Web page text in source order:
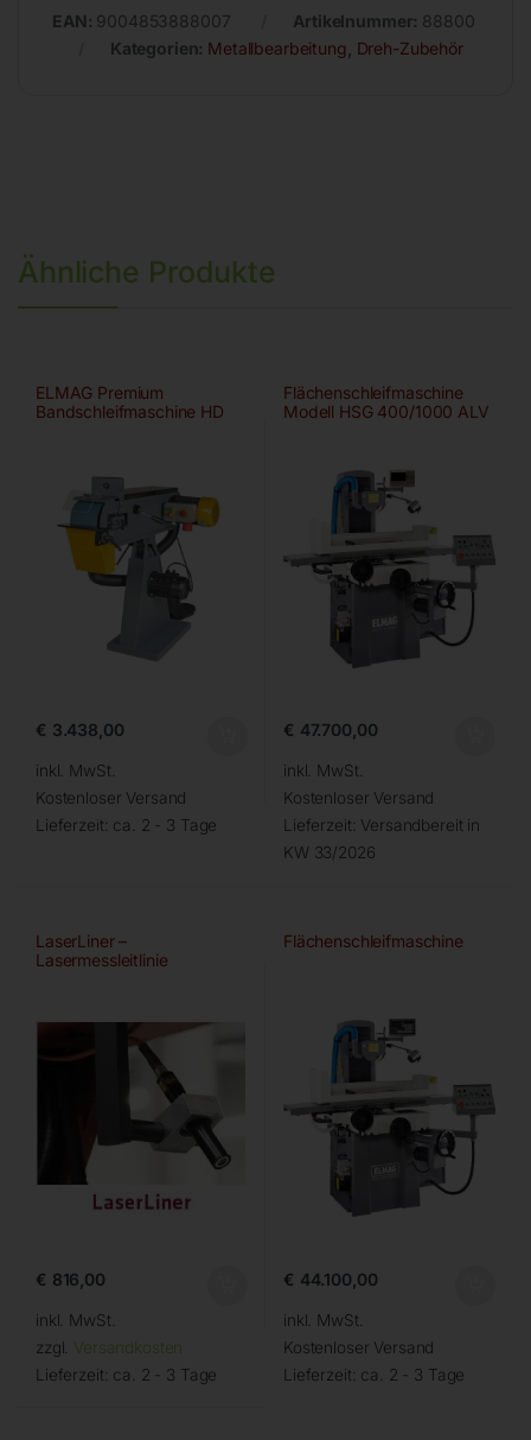
EAN: 9004853888007 Artikelnummer: 88800
Kategorien: Metallbearbeitung Dreh-Zubehör
Ähnliche Produkte
ELMAG Premium
Bandschleifmaschine HD
€ 3.438,00
inkl. MwSt.
Kostenloser Versand
Lieferzeit: ca. 2 - 3 Tage
Flächenschleifmaschine
Modell HSG 400/1000 ALV
€ 47.700,00
inkl. MwSt.
Kostenloser Versand
Lieferzeit: Versandbereit in
KW 33/2026
LaserLiner –
Lasermessleitlinie
€ 816,00
inkl. MwSt.
zzgl. Versandkosten
Lieferzeit: ca. 2 - 3 Tage
Flächenschleifmaschine
€ 44.100,00
inkl. MwSt.
Kostenloser Versand
Lieferzeit: ca. 2 - 3 Tage